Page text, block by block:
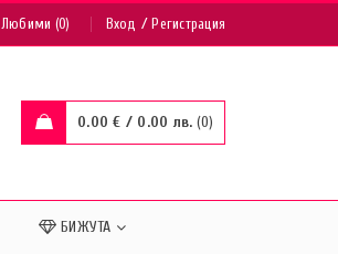
Любими (0) Вход /Регистрация
0.00€ / 0.00 лв. 0
БИЖУТА